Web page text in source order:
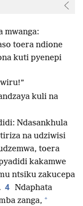
mwanga:
toera ndione
kuti pyenepi
kuli na
Ndasankhula
na udziwisi
toera
kakamwe
ntsiku zakucepa
4 Ndaphata
zanga, +